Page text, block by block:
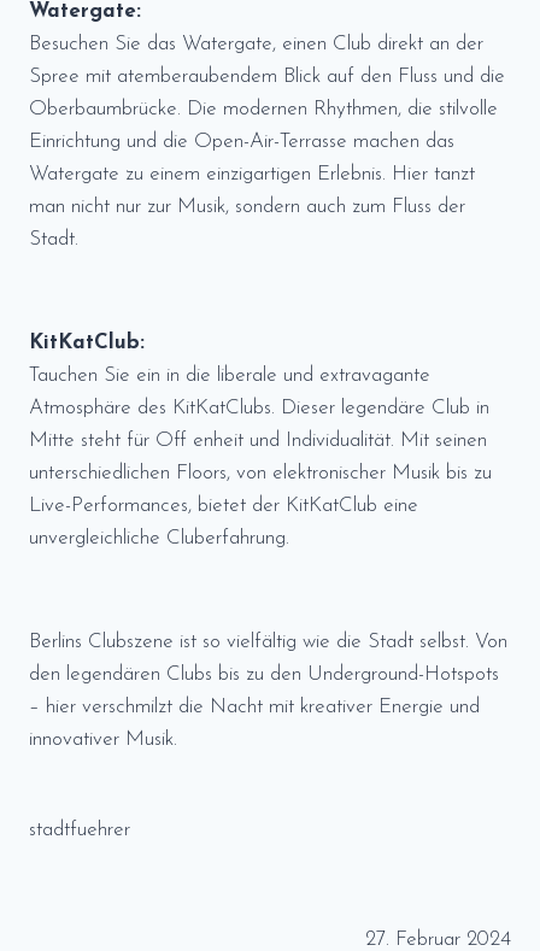
Watergate:
Besuchen Sie das Watergate, einen Club direkt an der
Spree mit atemberaubendem Blick auf den Fluss und die
Oberbaumbrücke. Die modernen Rhythmen, die stilvolle
Einrichtung und die Open-Air-Terrasse machen das
Watergate zu einem einzigartigen Erlebnis. Hier tanzt
man nicht nur zur Musik, sondern auch zum Fluss der
Stadt.
KitKatClub:
Tauchen Sie ein in die liberale und extravagante
Atmosphäre des KitKatClubs. Dieser legendäre Club in
Mitte steht für Off enheit und Individualität. Mit seinen
unterschiedlichen Floors, von elektronischer Musik bis zu
Live-Performances, bietet der KitKatClub eine
unvergleichliche Cluberfahrung.
Berlins Clubszene ist so vielfältig wie die Stadt selbst. Von
den legendären Clubs bis zu den Underground-Hotspots
– hier verschmilzt die Nacht mit kreativer Energie und
innovativer Musik.
stadtfuehrer
27. Februar 2024